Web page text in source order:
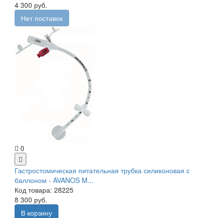
4 300 руб.
Нет поставок
0
Гастростомическая питательная трубка силиконовая с
баллоном - AVANOS M...
Код товара: 28225
8 300 руб.
В корзину